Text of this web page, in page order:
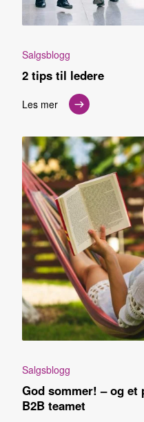
Salgsblogg
2 tips til ledere
Les mer
Salgsblogg
God sommer! – og
B2B teamet